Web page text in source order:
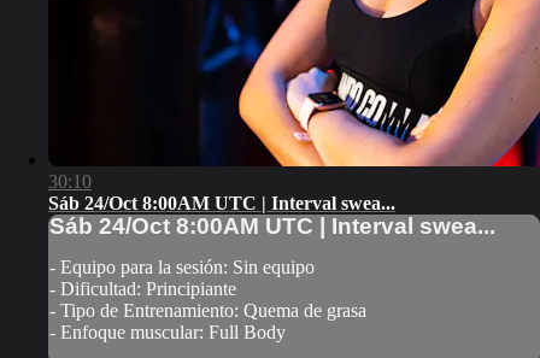
30:10
Sáb 24/Oct 8:00AM UTC | Interval swea...
Sáb 24/Oct 8:00AM UTC | Interval swea...
- Equipo para la sesión: Sin equipo
- Dificultad: Principiante
- Tipo de Entrenamiento: Quema de grasa
- Enfoque muscular: Full Body